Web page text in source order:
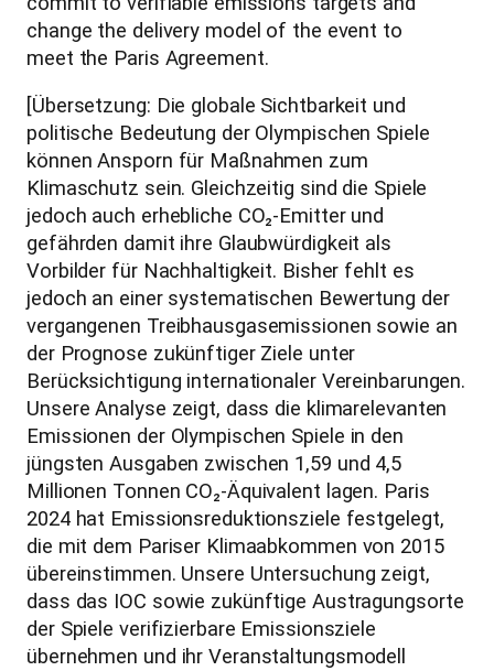
change the delivery model of the event to
meet the Paris Agreement.
[Übersetzung: Die globale Sichtbarkeit und
politische Bedeutung der Olympischen Spiele
können Ansporn für Maßnahmen zum
Klimaschutz sein. Gleichzeitig sind die Spiele
jedoch auch erhebliche CO₂-Emitter und
gefährden damit ihre Glaubwürdigkeit als
Vorbilder für Nachhaltigkeit. Bisher fehlt es
jedoch an einer systematischen Bewertung der
vergangenen Treibhausgasemissionen sowie an
der Prognose zukünftiger Ziele unter
Berücksichtigung internationaler Vereinbarungen.
Unsere Analyse zeigt, dass die klimarelevanten
Emissionen der Olympischen Spiele in den
jüngsten Ausgaben zwischen 1,59 und 4,5
Millionen Tonnen CO₂-Äquivalent lagen. Paris
2024 hat Emissionsreduktionsziele festgelegt,
die mit dem Pariser Klimaabkommen von 2015
übereinstimmen. Unsere Untersuchung zeigt,
dass das IOC sowie zukünftige Austragungsorte
der Spiele verifizierbare Emissionsziele
übernehmen und ihr Veranstaltungsmodell